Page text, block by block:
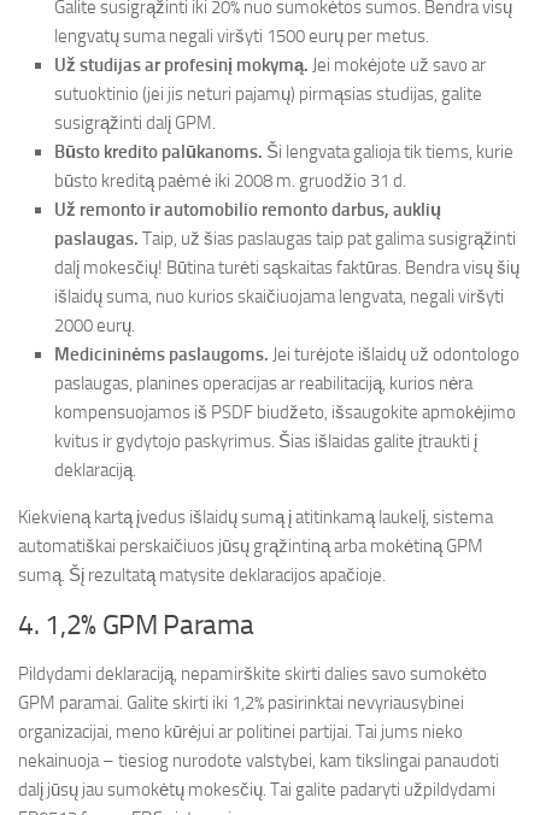
Galite susigrąžinti iki 20% nuo sumokėtos sumos. Bendra visų
lengvatų suma negali viršyti 1500 eurų per metus.
Už studijas ar profesinį mokymą. Jei mokėjote už savo ar
sutuoktinio (jei jis neturi pajamų) pirmąsias studijas, galite
susigrąžinti dalį GPM.
Būsto kredito palūkanoms. Ši lengvata galioja tik tiems, kurie
būsto kreditą paėmė iki 2008 m. gruodžio 31 d.
Už remonto ir automobilio remonto darbus, auklių
paslaugas. Taip, už šias paslaugas taip pat galima susigrąžinti
dalį mokesčių! Būtina turėti sąskaitas faktūras. Bendra visų šių
išlaidų suma, nuo kurios skaičiuojama lengvata, negali viršyti
2000 eurų.
Medicininėms paslaugoms. Jei turėjote išlaidų už odontologo
paslaugas, planines operacijas ar reabilitaciją, kurios nėra
kompensuojamos iš PSDF biudžeto, išsaugokite apmokėjimo
kvitus ir gydytojo paskyrimus. Šias išlaidas galite įtraukti į
deklaraciją.
Kiekvieną kartą įvedus išlaidų sumą į atitinkamą laukelį, sistema
automatiškai perskaičiuos jūsų grąžintiną arba mokėtiną GPM
sumą. Šį rezultatą matysite deklaracijos apačioje.
4. 1,2% GPM Parama
Pildydami deklaraciją, nepamirškite skirti dalies savo sumokėto
GPM paramai. Galite skirti iki 1,2% pasirinktai nevyriausybinei
organizacijai, meno kūrėjui ar politinei partijai. Tai jums nieko
nekainuoja – tiesiog nurodote valstybei, kam tikslingai panaudoti
dalį jūsų jau sumokėtų mokesčių. Tai galite padaryti užpildydami